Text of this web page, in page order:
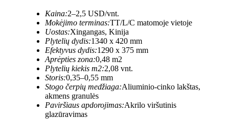
Kaina:2–2,5 USD/vnt.
Mokėjimo terminas:TT/L/C matomoje vietoje
Uostas:Xingangas, Kinija
Plytelių dydis:1340 x 420 mm
Efektyvus dydis:1290 x 375 mm
Aprėpties zona:0,48 m2
Plytelių kiekis m2:2,08 vnt.
Storis:0,35–0,55 mm
Stogo čerpių medžiaga:Aliuminio-cinko lakštas,
akmens granulės
Paviršiaus apdorojimas:Akrilo viršutinis
glazūravimas